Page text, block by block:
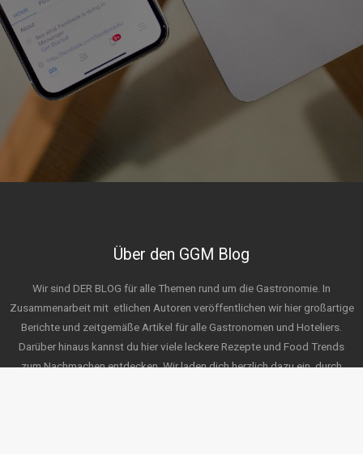
Über den GGM Blog
Wir sind DER BLOG für alle Themen rund um die Gastronomie. In
Zusammenarbeit mit etlichen Autoren veröffentlichen wir hier großartige
Berichte und zeitgemäße Artikel für alle Gastronomen und Hoteliers.
Darüber hinaus kannst du hier viele leckere Rezepte und Food Trends
zum Nachmachen entdecken. Wir laden dich herzlich dazu ein, durch